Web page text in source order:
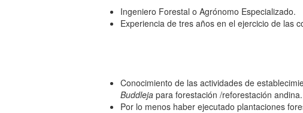
Ingeniero Forestal o Agrónomo Especializado.
Experiencia de tres años en el ejercicio de las
Conocimiento de las actividades de
Buddlejapara forestación /reforestación andina.
Por lo menos haber ejecutado plantaciones